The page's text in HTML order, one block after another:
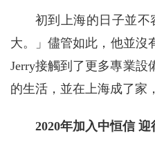
初到上海的日子並不
大。」儘管如此，他並沒
Jerry接觸到了更多專業
的生活，並在上海成了家
2020年加入中恒信 迎